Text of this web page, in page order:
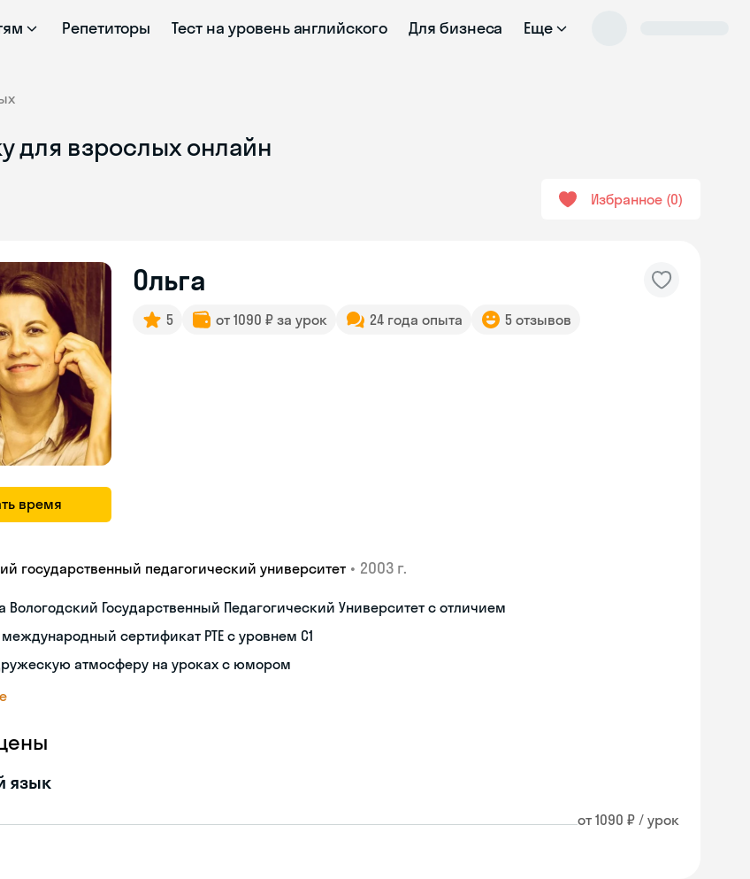
Репетиторы Тест на уровень английского Для бизнеса Еще
для взрослых онлайн
Избранное 0
время
Ольга
5 от 1090 ₽ за урок 24 года опыта 5 отзывов
государственный педагогический университет • 2003 г.
Вологодский Государственный Педагогический Университет с отличием
сертификат PTE с уровнем C1
атмосферу на уроках с юмором
язык
от 1090 ₽ / урок